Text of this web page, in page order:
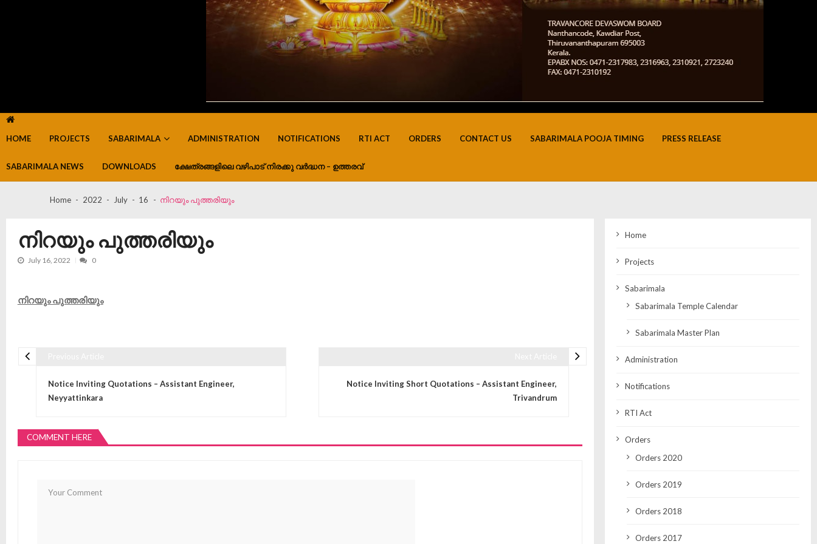
HOME PROJECTS SABARIMALA ADMINISTRATION NOTIFICATIONS RTI ACT ORDERS CONTACT US SABARIMALA POOJA TIMING PRESS RELEASE
SABARIMALA NEWS DOWNLOADS ക്ഷേത്രങ്ങളിലെ വഴിപാട് നിരക്കു വർദ്ധന – ഉത്തരവ്
Home 2022 July 16 നിറയും പുത്തരിയും
നിറയും പുത്തരിയും
July 16, 2022 0
നിറയും പുത്തരിയും
Notice Inviting Quotations – Assistant Engineer,
Neyyattinkara
Notice Inviting Short Quotations – Assistant Engineer,
Trivandrum
COMMENT HERE
Home
Projects
Sabarimala
Sabarimala Temple Calendar
Sabarimala Master Plan
Administration
Notifications
RTI Act
Orders
Orders 2020
Orders 2019
Orders 2018
Orders 2017